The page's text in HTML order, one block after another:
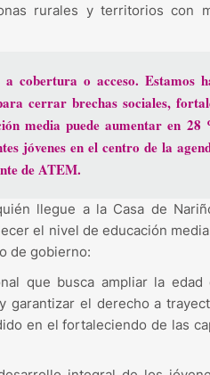
rurales y territorios con
cobertura o acceso. Estamos
cerrar brechas sociales,
media puede aumentar en 28
jóvenes en el centro de la
de ATEM.
llegue a la Casa de
el nivel de educación
de gobierno:
que busca ampliar la edad
el derecho a
en el fortaleciendo de las